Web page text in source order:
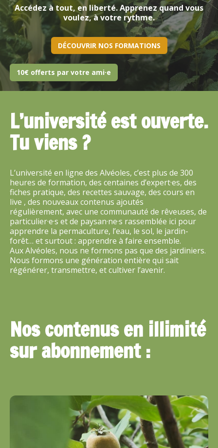
Accédez à tout, en liberté. Apprenez quand vous
voulez, à votre rythme.
DÉCOUVRIR NOS FORMATIONS
10€ offerts par votre ami·e
L’université est ouverte.
Tu viens ?
L’université en ligne des Alvéoles, c’est plus de 300
heures de formation, des centaines d’expert·es, des
fiches pratique, des recettes sauvage, des cours en
live , des nouveaux contenus ajoutés
régulièrement, avec une communauté de rêveuses, de
particulier·e·s et de paysan·ne·s rassemblée ici pour
apprendre la permaculture, l’eau, le sol, le jardin-
forêt… et surtout : apprendre à faire ensemble.
Aux Alvéoles, nous ne formons pas que des jardiniers.
Nous formons une génération entière qui sait
régénérer, transmettre, et cultiver l’avenir.
Nos contenus en illimité
sur abonnement :